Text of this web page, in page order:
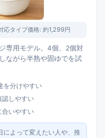
応タイプ価格: 約1,299円
専用モデル。4個、2個対
ながら半熟や固ゆでを試
を分けやすい
認しやすい
合いやすい
によって変えたい人や、推